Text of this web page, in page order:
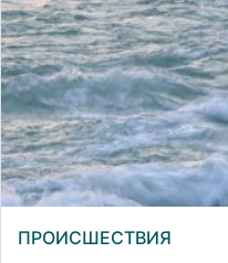
ПРОИСШЕСТВИЯ